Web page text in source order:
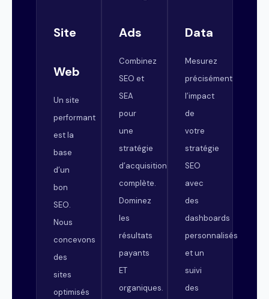
Site
Web
Un site
performant
est la
base
d’un
bon
SEO.
Nous
concevons
des
sites
optimisés
Ads
Combinez
SEO et
SEA
pour
une
stratégie
d’acquisition
complète.
Dominez
les
résultats
payants
ET
organiques.
Data
Mesurez
précisément
l’impact
de
votre
stratégie
SEO
avec
des
dashboards
personnalisés
et un
suivi
des